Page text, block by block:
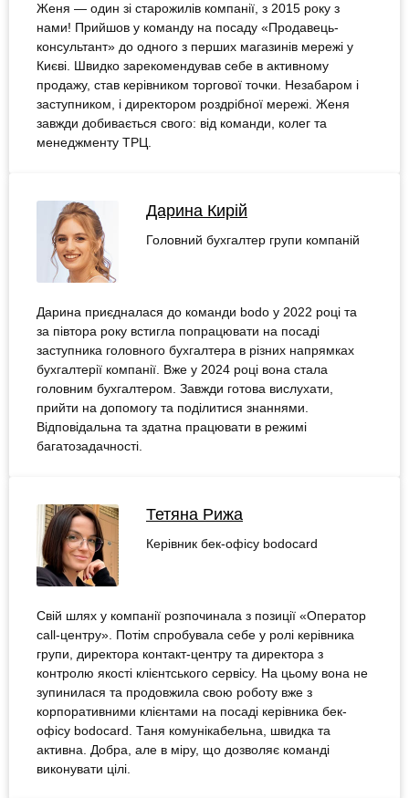
Женя — один зі старожилів компанії, з 2015 року з
нами! Прийшов у команду на посаду «Продавець-
консультант» до одного з перших магазинів мережі у
Києві. Швидко зарекомендував себе в активному
продажу, став керівником торгової точки. Незабаром і
заступником, і директором роздрібної мережі. Женя
завжди добивається свого: від команди, колег та
менеджменту ТРЦ.
Дарина Кирій
Головний бухгалтер групи компаній
Дарина приєдналася до команди bodo у 2022 році та
за півтора року встигла попрацювати на посаді
заступника головного бухгалтера в різних напрямках
бухгалтерії компанії. Вже у 2024 році вона стала
головним бухгалтером. Завжди готова вислухати,
прийти на допомогу та поділитися знаннями.
Відповідальна та здатна працювати в режимі
багатозадачності.
Тетяна Рижа
Керівник бек-офісу bodocard
Свій шлях у компанії розпочинала з позиції «Оператор
call-центру». Потім спробувала себе у ролі керівника
групи, директора контакт-центру та директора з
контролю якості клієнтського сервісу. На цьому вона не
зупинилася та продовжила свою роботу вже з
корпоративними клієнтами на посаді керівника бек-
офісу bodocard. Таня комунікабельна, швидка та
активна. Добра, але в міру, що дозволяє команді
виконувати цілі.